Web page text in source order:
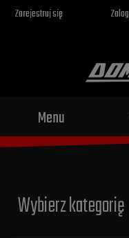
Zarejestruj się
Menu
Wybierz kategorię